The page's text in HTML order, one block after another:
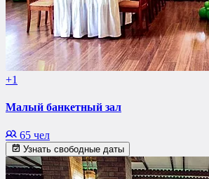
+1
Малый банкетный зал
65 чел
Узнать свободные даты